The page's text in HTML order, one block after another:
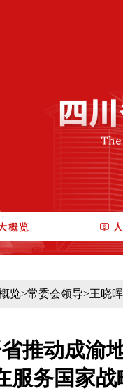
览>常委会领导>王晓晖
推动成渝
服务国家